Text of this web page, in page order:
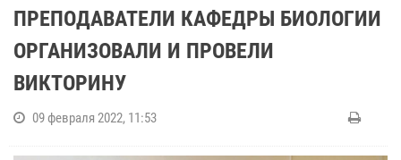
ПРЕПОДАВАТЕЛИ КАФЕДРЫ БИОЛОГИИ
ОРГАНИЗОВАЛИ И ПРОВЕЛИ
ВИКТОРИНУ
09 февраля 2022, 11:53